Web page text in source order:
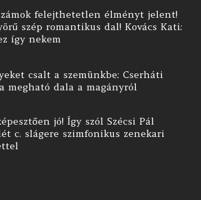
felejthetetlen élményt jelent!
szép romantikus dal! Kovács Kati:
így nekem
csalt a szemünkbe: Cserháti
megható dala a magányról
jó! Így szól Szécsi Pál
c. slágere szimfonikus zenekari